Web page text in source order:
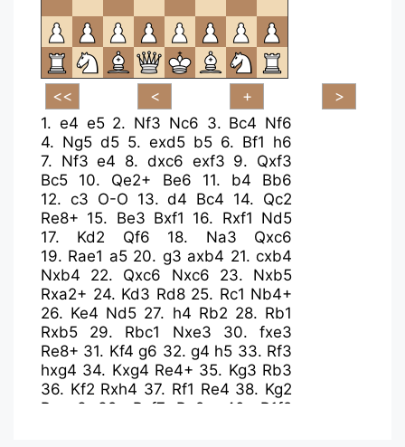
1. e4 e5 2. Nf3 Nc6 3. Bc4 Nf6
4. Ng5 d5 5. exd5 b5 6. Bf1 h6
7. Nf3 e4 8. dxc6 exf3 9. Qxf3
Bc5
10. Qe2+ Be6 11. b4
Bb6
12. c3 O-O 13.d4 Bc4 14. Qc2
Re8+ 15. Be3 Bxf1 16. Rxf1 Nd5
17. Kd2 Qf6 18. Na3
Qxc6
19. Rae1 a5 20. g3 axb4 21.cxb4
Nxb4
22. Qxc6 Nxc6 23. Nxb5
Rxa2+ 24. Kd3 Rd8 25. Rc1 Nb4+
26. Ke4 Nd5 27. h4 Rb2 28. Rb1
Rxb5
29. Rbc1 Nxe3 30.fxe3
Re8+ 31. Kf4 g6 32. g4 h5 33. Rf3
hxg4 34. Kxg4 Re4+ 35. Kg3 Rb3
36. Kf2 Rxh4 37. Rf1 Re4 38. Kg2
Rexe3
39. Rxf7 Re2+ 40. R1f2